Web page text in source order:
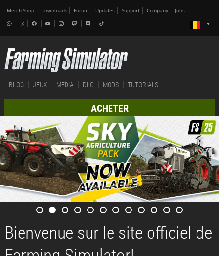
Merch-Shop Downloads Forum Updates Support Company Jobs
BLOG JEUX MEDIA DLC MODS TUTORIALS
ACHETER
Bienvenue sur le site officiel de